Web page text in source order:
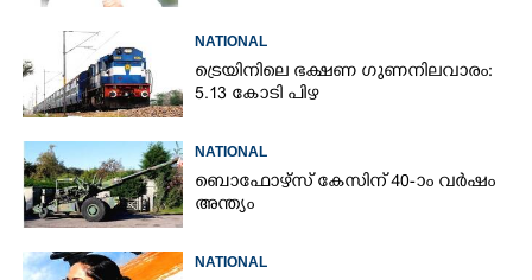
NATIONAL
ട്രെയിനിലെ ഭക്ഷണ ഗുണനിലവാരം:
5.13 കോടി പിഴ
NATIONAL
ബൊഫോഴ്സ് കേസിന് 40-ാം വ‌ർഷം
അന്ത്യം
NATIONAL